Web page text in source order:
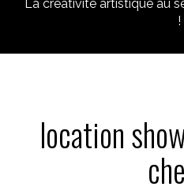
La créativité artistique au
!
location